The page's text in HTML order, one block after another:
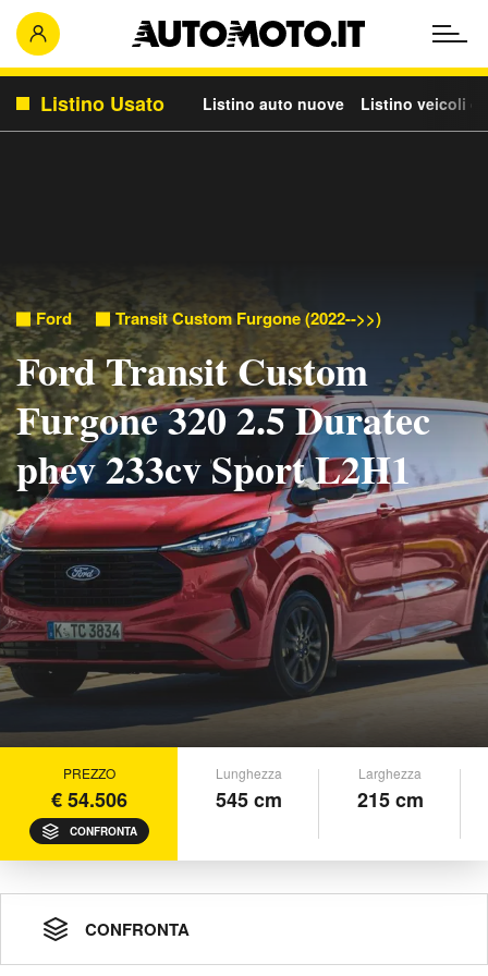
Listino Usato Listino auto nuove Listino veicoli
Ford Transit Custom Furgone (2022-->>)
Ford Transit Custom
Furgone 320 2.5 Duratec
phev 233cv Sport L2H1
PREZZO
€ 54.506
CONFRONTA
Lunghezza
545 cm
Larghezza
215 cm
CONFRONTA